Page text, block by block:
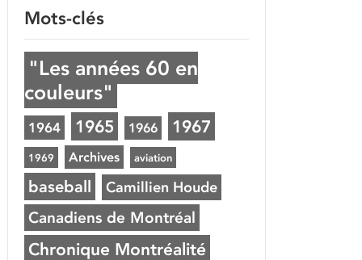
Mots-clés
"Les années 60 en
couleurs"
1964 1965 1966 1967
1969 Archives aviation
baseball Camillien Houde
Canadiens de Montréal
Chronique Montréalité